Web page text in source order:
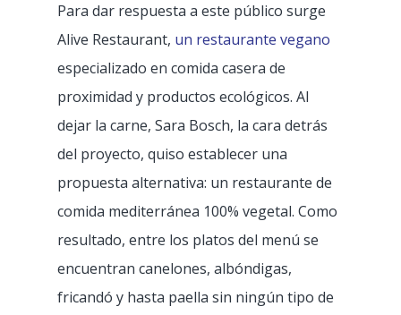
Para dar respuesta a este público surge
Alive Restaurant, un restaurante vegano
especializado en comida casera de
proximidad y productos ecológicos. Al
dejar la carne, Sara Bosch, la cara detrás
del proyecto, quiso establecer una
propuesta alternativa: un restaurante de
comida mediterránea 100% vegetal. Como
resultado, entre los platos del menú se
encuentran canelones, albóndigas,
fricandó y hasta paella sin ningún tipo de